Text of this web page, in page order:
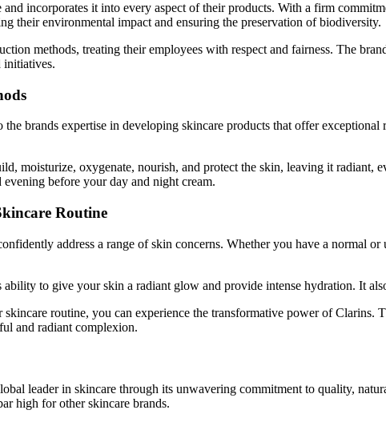
incorporates it into every aspect of their products. With a firm
their environmental impact and ensuring the preservation of biodiversity.
methods, treating their employees with respect and fairness. The
initiatives.
the brands expertise in developing skincare products that offer
moisturize, oxygenate, nourish, and protect the skin, leaving it
before your day and night cream.
Routine
address a range of skin concerns. Whether you have a normal
to give your skin a radiant glow and provide intense hydration. It
routine, you can experience the transformative power of
and radiant complexion.
leader in skincare through its unwavering commitment to quality,
high for other skincare brands.